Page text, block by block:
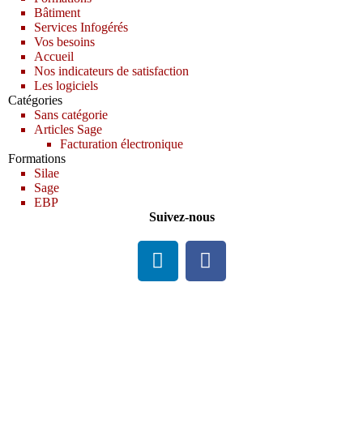
Bâtiment
Services Infogérés
Vos besoins
Accueil
Nos indicateurs de satisfaction
Les logiciels
Catégories
Sans catégorie
Articles Sage
Facturation électronique
Formations
Silae
Sage
EBP
Suivez-nous